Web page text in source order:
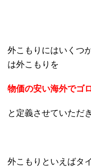
外こもりにはいくつ
は外こもりを
物価の安い海外でゴ
と定義させていただ
外こもりといえばタ